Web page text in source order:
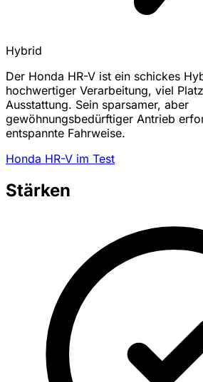
Hybrid
Der Honda HR-V ist ein schickes
hochwertiger Verarbeitung, viel
Ausstattung. Sein sparsamer, aber
gewöhnungsbedürftiger Antrieb
entspannte Fahrweise.
Honda HR-V im Test
Stärken